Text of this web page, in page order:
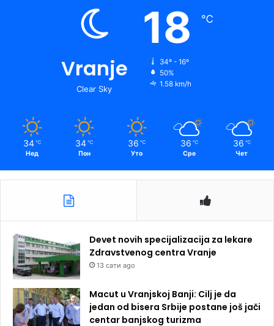
Vranje
Clear Sky
18 ℃
34º - 16º
50%
1.58 km/h
34 ℃
Нед
34 ℃
Пон
36 ℃
Уто
36 ℃
Сре
36 ℃
Чет
Devet novih specijalizacija za lekare
Zdravstvenog centra Vranje
13 сати ago
Macut u Vranjskoj Banji: Cilj je da
jedan od bisera Srbije postane još jači
centar banjskog turizma